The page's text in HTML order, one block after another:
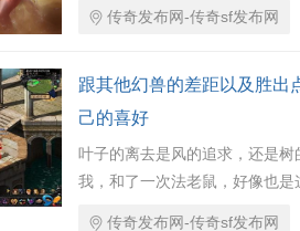
传奇发布网-传奇sf发布网
跟其他幻兽的差距以及胜出
己的喜好
叶子的离去是风的追求，还是
我，和了一次法老鼠，好像也
传奇发布网-传奇sf发布网